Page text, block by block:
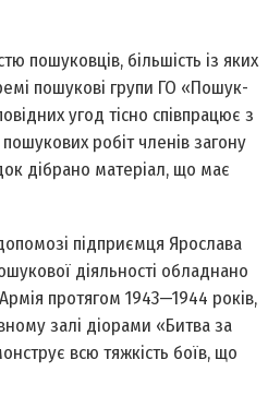
пошуковців, більшість із яких
пошукові групи ГО «Пошук-
угод тісно співпрацює з
робіт членів загону
дібрано матеріал, що має
підприємця Ярослава
діяльності обладнано
протягом 1943—1944 років,
залі діорами «Битва за
всю тяжкість боїв, що